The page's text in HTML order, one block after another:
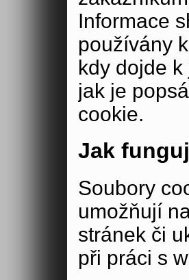
Informace
používány
kdy dojde
jak je
cookie.
Jak
Soubory
umožňují
stránek či
při práci s